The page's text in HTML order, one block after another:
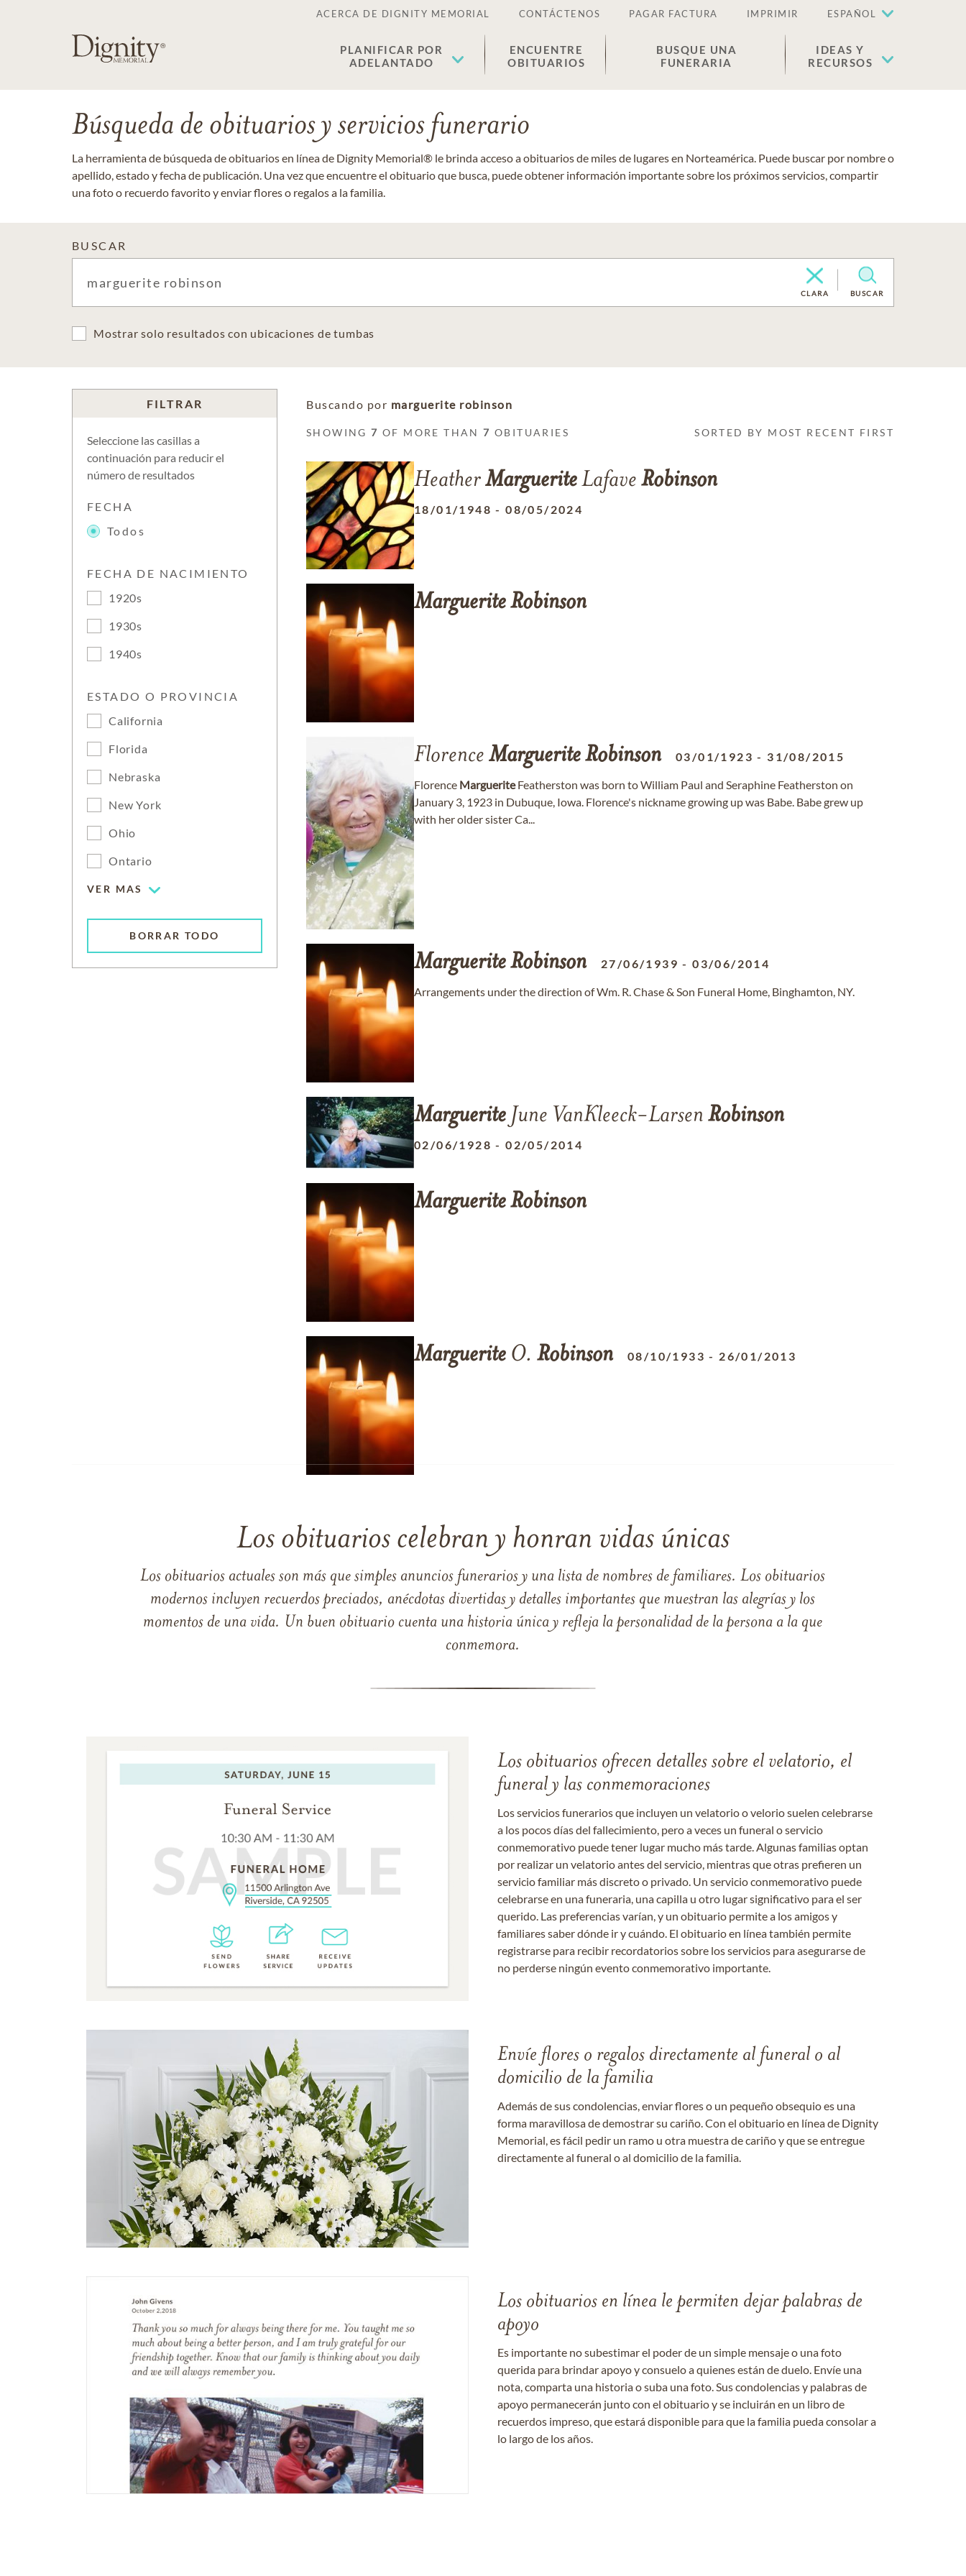
ACERCA DE DIGNITY MEMORIAL CONTÁCTENOS PAGAR FACTURA IMPRIMIR ESPAÑOL
PLANIFICAR POR
ADELANTADO
ENCUENTRE
OBITUARIOS
BUSQUE UNA
FUNERARIA
IDEAS Y
RECURSOS
Búsqueda de obituarios y servicios funerario
La herramienta de búsqueda de obituarios en línea de Dignity Memorial® le brinda acceso a obituarios de miles de lugares en Norteamérica. Puede buscar por nombre o
apellido, estado y fecha de publicación. Una vez que encuentre el obituario que busca, puede obtener información importante sobre los próximos servicios, compartir
una foto o recuerdo favorito y enviar flores o regalos a la familia.
BUSCAR
CLARA BUSCAR
Mostrar solo resultados con ubicaciones de tumbas
FILTRAR
Seleccione las casillas a
continuación para reducir el
número de resultados
FECHA
Todos
FECHA DE NACIMIENTO
1920s
1930s
1940s
ESTADO O PROVINCIA
California
Florida
Nebraska
New York
Ohio
Ontario
VER MAS
BORRAR TODO
Buscando por marguerite robinson
SHOWING7 OF MORE THAN7 OBITUARIES SORTED BY MOST RECENT FIRST
HeatherMargueriteLafave Robinson
18/01/1948 -08/05/2024
MargueriteRobinson
Florence MargueriteRobinson 03/01/1923 - 31/08/2015
Florence MargueriteFeatherston was born to William Paul and Seraphine Featherston on
January 3, 1923 in Dubuque, Iowa. Florence's nickname growing up was Babe. Babe grew up
with her older sister Ca...
MargueriteRobinson 27/06/1939 -03/06/2014
Arrangements under the direction of Wm. R. Chase & Son Funeral Home, Binghamton, NY.
Marguerite June VanKleeck-Larsen Robinson
02/06/1928 -02/05/2014
MargueriteRobinson
Marguerite O. Robinson 08/10/1933 - 26/01/2013
Los obituarios celebran y honran vidas únicas
Los obituarios actuales son más que simples anuncios funerarios y una lista de nombres de familiares. Los obituarios
modernos incluyen recuerdos preciados, anécdotas divertidas y detalles importantes que muestran las alegrías y los
momentos de una vida. Un buen obituario cuenta una historia única y refleja la personalidad de la persona a la que
conmemora.
Los obituarios ofrecen detalles sobre el velatorio, el
funeral y las conmemoraciones
Los servicios funerarios que incluyen un velatorio o velorio suelen celebrarse
a los pocos días del fallecimiento, pero a veces un funeral o servicio
conmemorativo puede tener lugar mucho más tarde. Algunas familias optan
por realizar un velatorio antes del servicio, mientras que otras prefieren un
servicio familiar más discreto o privado. Un servicio conmemorativo puede
celebrarse en una funeraria, una capilla u otro lugar significativo para el ser
querido. Las preferencias varían, y un obituario permite a los amigos y
familiares saber dónde ir y cuándo. El obituario en línea también permite
registrarse para recibir recordatorios sobre los servicios para asegurarse de
no perderse ningún evento conmemorativo importante.
Envíe flores o regalos directamente al funeral o al
domicilio de la familia
Además de sus condolencias, enviar flores o un pequeño obsequio es una
forma maravillosa de demostrar su cariño. Con el obituario en línea de Dignity
Memorial, es fácil pedir un ramo u otra muestra de cariño y que se entregue
directamente al funeral o al domicilio de la familia.
Los obituarios en línea le permiten dejar palabras de
apoyo
Es importante no subestimar el poder de un simple mensaje o una foto
querida para brindar apoyo y consuelo a quienes están de duelo. Envíe una
nota, comparta una historia o suba una foto. Sus condolencias y palabras de
apoyo permanecerán junto con el obituario y se incluirán en un libro de
recuerdos impreso, que estará disponible para que la familia pueda consolar a
lo largo de los años.